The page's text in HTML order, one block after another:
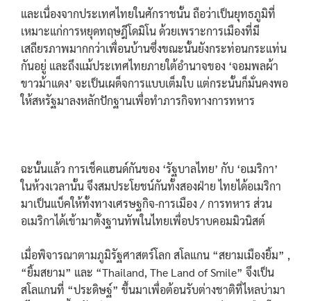
และเนื่องจากประเทศไทยในศักราชนั้น ถือว่าเป็นยุทธภูมิที่
เหมาะแก่การหยุดทฤษฎีโดมิโน ด้วยเพราะการเมืองที่มี
เสถียรภาพมากกว่าเพื่อนบ้านซึ่งขณะนั้นยังกระท่อนกระแท่น
กันอยู่ และถึงแม้ประเทศไทยภายใต้อำนาจของ ‘จอมพลผ้า
ขาวม้าแดง’ จะเป็นเผด็จการแบบเต็มใบ แต่กระนั้นก็มั่นคงพอ
ให้สหรัฐมาลงหลักปักฐานเพื่อทำภารกิจทางการทหาร
ฉะนั้นแล้ว การเช็คแฮนด์กันของ ‘รัฐบาลไทย’ กับ ‘อเมริกา’
ในห้วงเวลานั้น จึงสมประโยชน์กันทั้งสองฝ่าย ไทยได้อเมริกา
มาเป็นแบ็คให้ทั้งทางเศรษฐกิจ-การเมือง / การทหาร ส่วน
อเมริกาได้เข้ามาตั้งฐานทัพในไทยเพื่อปราบคอมมิวนิสต์
เมื่อพิจารณาตามภูมิรัฐศาสตร์โลก สโลแกน “สยามเมืองยิ้ม” ,
“ยิ้มสยาม” และ “Thailand, The Land of Smile” จึงเป็น
สโลแกนที่ “ประดิษฐ์” ขึ้นมาเพื่อต้อนรับต่างชาติที่ไหลบ่ามา